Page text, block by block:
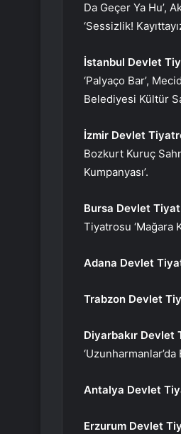
Da Geçer Ya Hu’,
‘Sessizlik!
İstanbul Devlet
‘Palyaço Bar’,
Belediyesi Kültür
İzmir Devlet
Bozkurt Kuruç
Kumpanyası’.
Bursa Devlet
Tiyatrosu ‘Mağara
Adana Devlet
Trabzon Devlet
Diyarbakır Devlet
Antalya Devlet
Erzurum Devlet